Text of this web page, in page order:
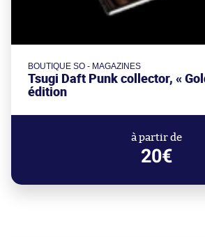
BOUTIQUE SO - MAGAZINES
Tsugi Daft Punk collector, «
édition
à partir de
20€